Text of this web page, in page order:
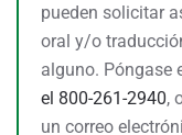
pueden solicitar
oral y/o
alguno. Póngase
el 800-261-2940,
un correo